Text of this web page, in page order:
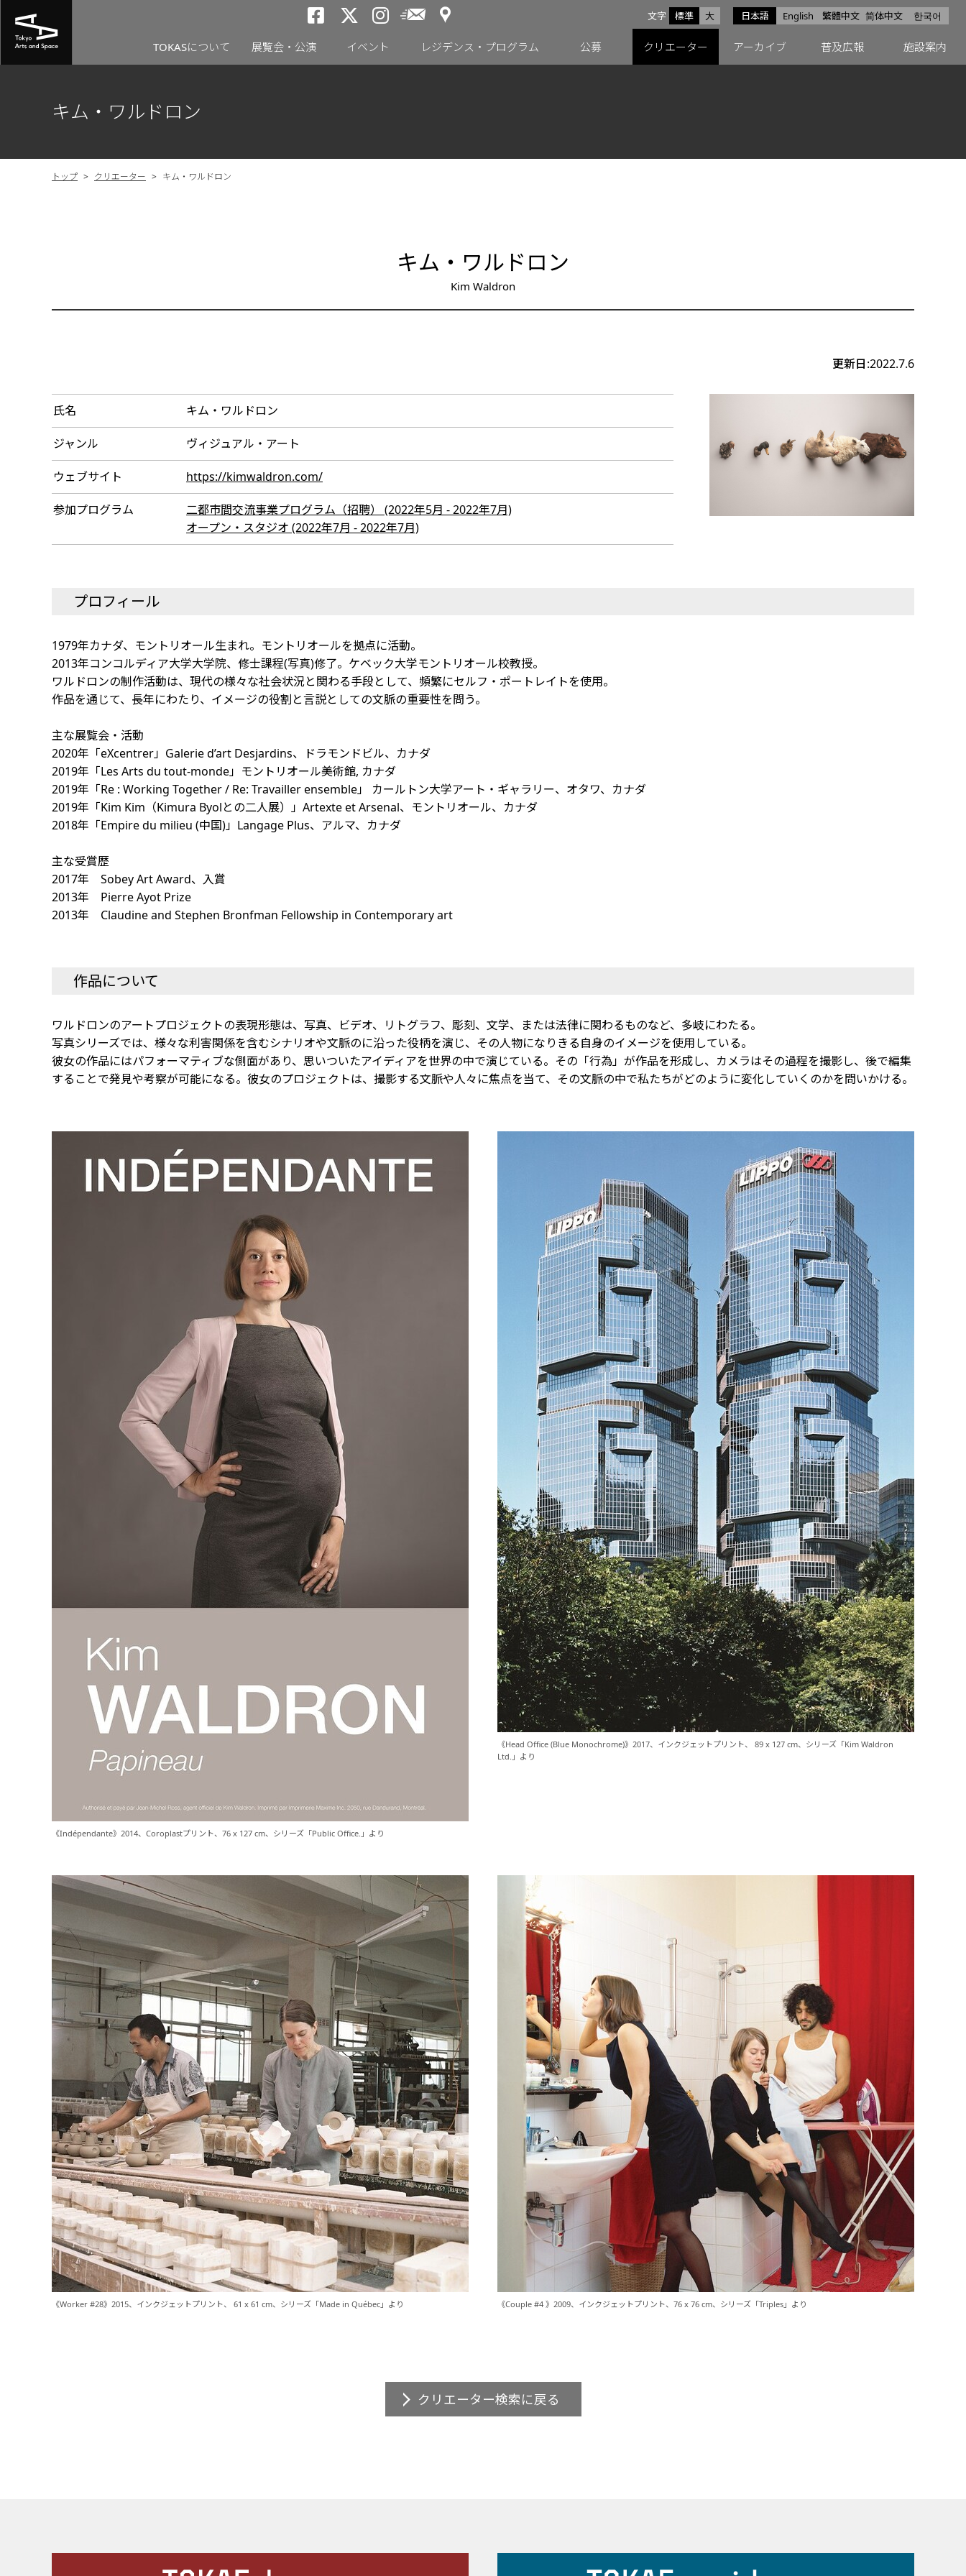
日本語 English 繁體中文 简体中文 한국어
文字サイズ
標準 大
トーキョーアーツアンドスペースfacebook
トーキョーアーツアンドスペースX
トーキョーアーツアンドスペースInstagram
メールニュース
アクセス
TOKASについて 展覧会・公演 イベント レジデンス・プログラム 公募 クリエーター アーカイブ 普及広報 施設案内
キム・ワルドロン
トップ > クリエーター > キム・ワルドロン
キム・ワルドロン
Kim Waldron
更新日:2022.7.6
氏名 キム・ワルドロン
ジャンル ヴィジュアル・アート
ウェブサイト https://kimwaldron.com/
参加プログラム
二都市間交流事業プログラム（招聘） (2022年5月 - 2022年7月)
オープン・スタジオ (2022年7月 - 2022年7月)
プロフィール
1979年カナダ、モントリオール生まれ。モントリオールを拠点に活動。
2013年コンコルディア大学大学院、修士課程(写真)修了。ケベック大学モントリオール校教授。
ワルドロンの制作活動は、現代の様々な社会状況と関わる手段として、頻繁にセルフ・ポートレイトを使用。
作品を通じて、長年にわたり、イメージの役割と言説としての文脈の重要性を問う。
主な展覧会・活動
2020年「eXcentrer」Galerie d’art Desjardins、ドラモンドビル、カナダ
2019年「Les Arts du tout-monde」モントリオール美術館, カナダ
2019年「Re : Working Together / Re: Travailler ensemble」 カールトン大学アート・ギャラリー、オタワ、カナダ
2019年「Kim Kim（Kimura Byolとの二人展）」Artexte et Arsenal、モントリオール、カナダ
2018年「Empire du milieu (中国)」Langage Plus、アルマ、カナダ
主な受賞歴
2017年 Sobey Art Award、入賞
2013年 Pierre Ayot Prize
2013年 Claudine and Stephen Bronfman Fellowship in Contemporary art
作品について
ワルドロンのアートプロジェクトの表現形態は、写真、ビデオ、リトグラフ、彫刻、文学、または法律に関わるものなど、多岐にわたる。
写真シリーズでは、様々な利害関係を含むシナリオや文脈のに沿った役柄を演じ、その人物になりきる自身のイメージを使用している。
彼女の作品にはパフォーマティブな側面があり、思いついたアイディアを世界の中で演じている。その「行為」が作品を形成し、カメラはその過程を撮影し、後で編集
することで発見や考察が可能になる。彼女のプロジェクトは、撮影する文脈や人々に焦点を当て、その文脈の中で私たちがどのように変化していくのかを問いかける。
《Indépendante》2014、Coroplastプリント、76 x 127 cm、シリーズ「Public Office.」より
《Head Office (Blue Monochrome)》2017、インクジェットプリント、 89 x 127 cm、シリーズ「Kim Waldron
Ltd.」より
《Worker #28》2015、インクジェットプリント、 61 x 61 cm、シリーズ「Made in Québec」より 《Couple #4 》2009、インクジェットプリント、76 x 76 cm、シリーズ「Triples」より
クリエーター検索に戻る